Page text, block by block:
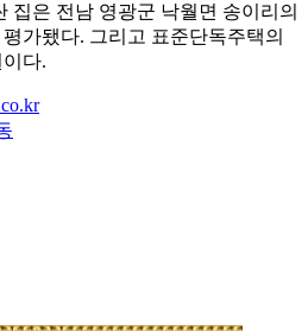
집은 전남 영광군 낙월면 송이리의
가됐다. 그리고 표준단독주택의
다.